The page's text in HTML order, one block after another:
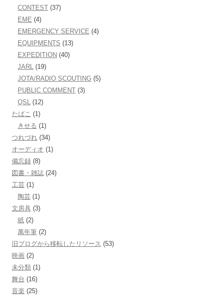
CONTEST (37)
EME (4)
EMERGENCY SERVICE (4)
EQUIPMENTS (13)
EXPEDITION (40)
JARL (19)
JOTA/RADIO SCOUTING (5)
PUBLIC COMMENT (3)
QSL (12)
たばこ (1)
きせる (1)
つれづれ (34)
オーディオ (1)
備忘録 (8)
図書・雑誌 (24)
工芸 (1)
陶芸 (1)
文房具 (3)
紙 (2)
萬年筆 (2)
旧ブログから移転したリソース (53)
映画 (2)
未分類 (1)
舞台 (16)
音楽 (25)